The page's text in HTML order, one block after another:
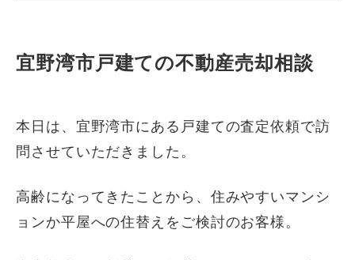
宜野湾市戸建ての不動産売却相談
本日は、宜野湾市にある戸建ての査定依頼で訪
問させていただきました。
高齢になってきたことから、住みやすいマンシ
ョンか平屋への住替えをご検討のお客様。